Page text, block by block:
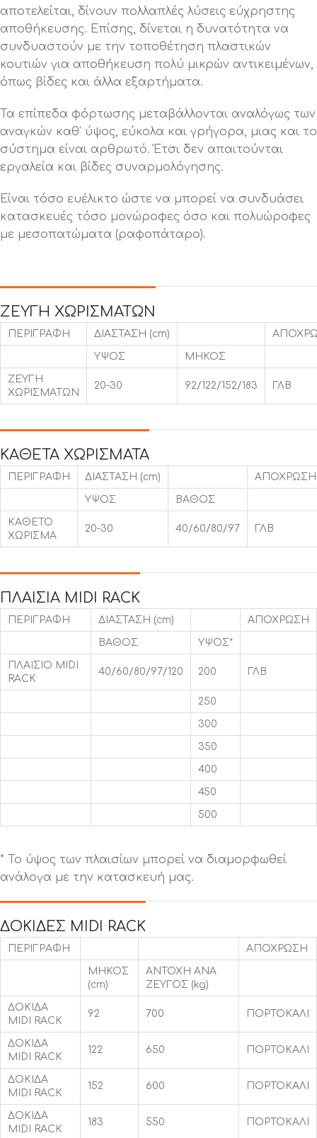
αποτελείται, δίνουν πολλαπλές λύσεις εύχρηστης
αποθήκευσης. Επίσης, δίνεται η δυνατότητα να
συνδυαστούν με την τοποθέτηση πλαστικών
κουτιών για αποθήκευση πολύ μικρών αντικειμένων,
όπως βίδες και άλλα εξαρτήματα.
Τα επίπεδα φόρτωσης μεταβάλλονται αναλόγως των
αναγκών καθ’ ύψος, εύκολα και γρήγορα, μιας και το
σύστημα είναι αρθρωτό. Έτσι δεν απαιτούνται
εργαλεία και βίδες συναρμολόγησης.
Είναι τόσο ευέλικτο ώστε να μπορεί να συνδυάσει
κατασκευές τόσο μονώροφες όσο και πολυώροφες
με μεσοπατώματα (ραφοπάταρο).
ΖΕΥΓΗ ΧΩΡΙΣΜΑΤΩΝ
ΠΕΡΙΓΡΑΦΗ ΔΙΑΣΤΑΣΗ (cm)
ΥΨΟΣ ΜΗΚΟΣ
ΖΕΥΓΗ
ΧΩΡΙΣΜΑΤΩΝ
20-30 92/122/152/183 ΓΛΒ
ΚΑΘΕΤΑ ΧΩΡΙΣΜΑΤΑ
ΠΕΡΙΓΡΑΦΗ ΔΙΑΣΤΑΣΗ (cm) ΑΠΟΧΡΩΣΗ
ΥΨΟΣ ΒΑΘΟΣ
ΚΑΘΕΤΟ
ΧΩΡΙΣΜΑ
20-30 40/60/80/97 ΓΛΒ
ΠΛΑΙΣΙΑ MIDI RACK
ΠΕΡΙΓΡΑΦΗ ΔΙΑΣΤΑΣΗ (cm) ΑΠΟΧΡΩΣΗ
ΒΑΘΟΣ ΥΨΟΣ*
ΠΛΑΙΣΙΟ MIDI
RACK
40/60/80/97/120 200 ΓΛΒ
250
300
350
400
450
500
* Το ύψος των πλαισίων μπορεί να διαμορφωθεί
ανάλογα με την κατασκευή μας.
ΔΟΚΙΔΕΣ MIDI RACK
ΠΕΡΙΓΡΑΦΗ ΑΠΟΧΡΩΣΗ
MHKOΣ
(cm)
ΑΝΤΟΧΗ ΑΝA
ΖΕΥΓΟΣ (kg)
ΔΟΚΙΔΑ
MIDI RACK
92 700 ΠΟΡΤΟΚΑΛΙ
ΔΟΚΙΔΑ
MIDI RACK
122 650 ΠΟΡΤΟΚΑΛΙ
ΔΟΚΙΔΑ
MIDI RACK
152 600 ΠΟΡΤΟΚΑΛΙ
ΔΟΚΙΔΑ
MIDI RACK
183 550 ΠΟΡΤΟΚΑΛΙ